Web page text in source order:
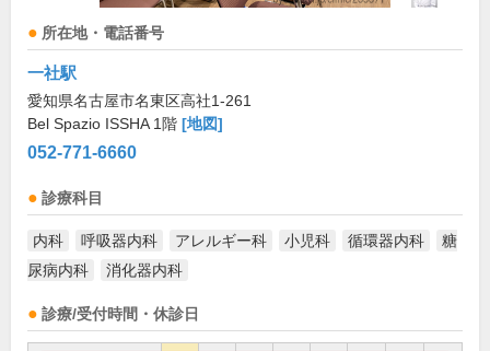
所在地・電話番号
一社駅
愛知県名古屋市名東区高社1-261
Bel Spazio ISSHA 1階 [地図]
052-771-6660
診療科目
内科 呼吸器内科 アレルギー科 小児科 循環器内科
糖
尿病内科
消化器内科
診療/受付時間・休診日